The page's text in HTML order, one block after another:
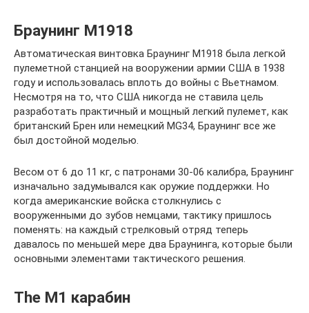
Браунинг М1918
Автоматическая винтовка Браунинг М1918 была легкой
пулеметной станцией на вооружении армии США в 1938
году и использовалась вплоть до войны с Вьетнамом.
Несмотря на то, что США никогда не ставила цель
разработать практичный и мощный легкий пулемет, как
британский Брен или немецкий MG34, Браунинг все же
был достойной моделью.
Весом от 6 до 11 кг, с патронами 30-06 калибра, Браунинг
изначально задумывался как оружие поддержки. Но
когда американские войска столкнулись с
вооруженными до зубов немцами, тактику пришлось
поменять: на каждый стрелковый отряд теперь
давалось по меньшей мере два Браунинга, которые были
основными элементами тактического решения.
The M1 карабин